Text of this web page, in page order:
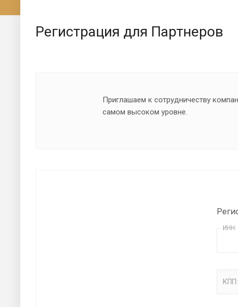
Регистрация для Партнеров
Приглашаем к сотрудничеству
самом высоком уровне.
ИНН:
КПП: